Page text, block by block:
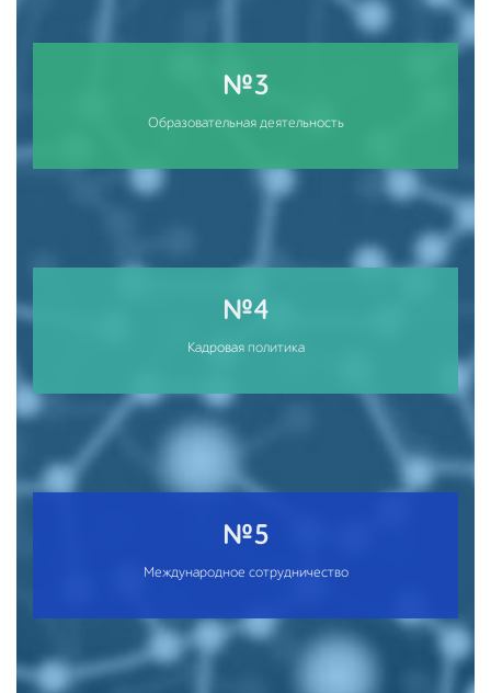
№3
Образовательная деятельность
№4
Кадровая политика
№5
Международное сотрудничество